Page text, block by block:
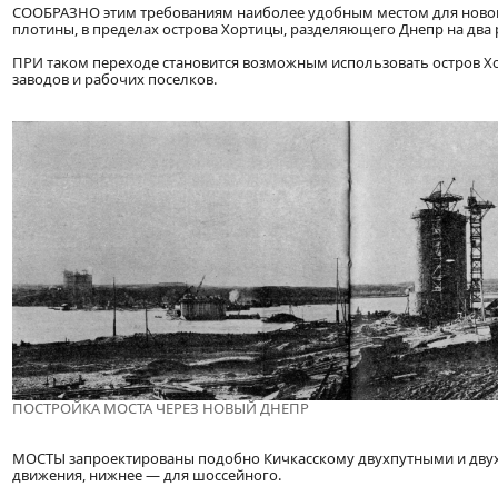
СООБРАЗНО этим требованиям наиболее удобным местом для
плотины, в пределах острова Хортицы, разделяющего Днепр на
ПРИ таком переходе становится возможным использовать остров
заводов и рабочих поселков.
ПОСТРОЙКА МОСТА ЧЕРЕЗ НОВЫЙ ДНЕПР
МОСТЫ запроектированы подобно Кичкасскому двухпутными и
движения, нижнее — для шоссейного.